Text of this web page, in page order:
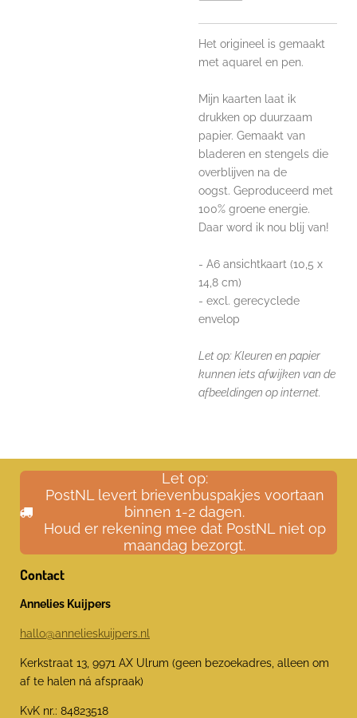
Het origineel is gemaakt
met aquarel en pen.
Mijn kaarten laat ik
drukken op duurzaam
papier. Gemaakt van
bladeren en stengels die
overblijven na de
oogst. Geproduceerd met
100% groene energie.
Daar word ik nou blij van!
- A6 ansichtkaart (10,5 x
14,8 cm)
- excl. gerecyclede
envelop
Let op: Kleuren en papier
kunnen iets afwijken van de
afbeeldingen op internet.
Let op:
PostNL levert brievenbuspakjes voortaan
binnen 1-2 dagen.
Houd er rekening mee dat PostNL niet op
maandag bezorgt.
Contact
Annelies Kuijpers
hallo@annelieskuijpers.nl
Kerkstraat 13, 9971 AX Ulrum (geen bezoekadres, alleen om
af te halen ná afspraak)
KvK nr.: 84823518